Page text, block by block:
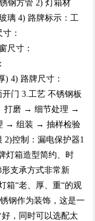
钢方管 2) 灯箱材
璃 4) 路牌标示：工
：
尺寸：
) 4) 路牌尺寸：
门 3.工艺 不锈钢板
打磨 → 细节处理 →
→ 组装 → 抽样检验
控制：漏电保护器1
灯箱造型简约、时
支承方式非常新
箱“老、厚、重“的观
钢作为装饰，这是一
，同时可以选配太